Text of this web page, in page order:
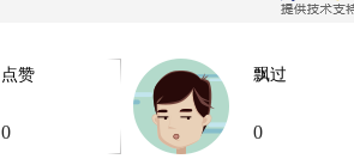
点赞
0
飘过
0